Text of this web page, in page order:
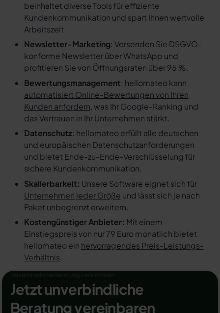
beinhaltet diverse Tools für effiziente
Kundenkommunikation und spart Ihnen wertvolle
Arbeitszeit.
Newsletter-Marketing: Versenden Sie DSGVO-
konforme Newsletter über WhatsApp und
profitieren Sie von Öffnungsraten über 95 %.
Bewertungsmanagement: hellomateo kann
automatisiert Online-Bewertungen von Ihren
Kunden anfordern, was Ihr Google-Ranking und
das Vertrauen in Ihr Unternehmen stärkt.
Datenschutz: hellomateo erfüllt alle deutschen
und europäischen Datenschutzanforderungen
und bietet Ende-zu-Ende-Verschlüsselung für
sichere Kundenkommunikation.
Skalierbarkeit: Unsere Software eignet sich für
Unternehmen jeder Größe und lässt sich je nach
Paket unbegrenzt erweitern.
Kostengünstiger Anbieter: Mit einem
Einstiegspreis von nur 79 Euro monatlich bietet
hellomateo ein hervorragendes Preis-Leistungs-
Verhältnis.
Jetzt unverbindliche
Beratung vereinbaren